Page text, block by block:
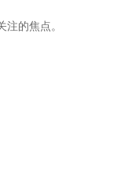
的焦点。